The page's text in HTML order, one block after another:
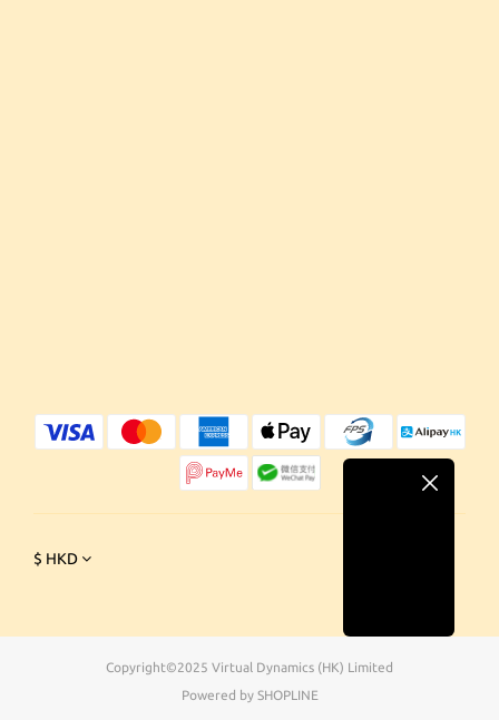
$ HKD
Copyright©2025 Virtual Dynamics (HK) Limited
Powered by SHOPLINE